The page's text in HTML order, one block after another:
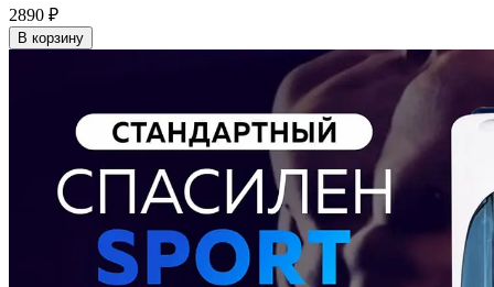
2890 ₽
В корзину